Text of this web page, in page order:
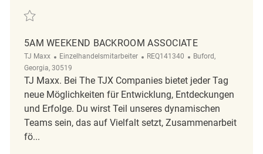
Retten Backroom Associate 5AM REQ139440
5AM WEEKEND BACKROOM ASSOCIATE
TJ Maxx Kategorie
Einzelhandelsmitarbeiter ReqId
REQ141340 Ort
Buford,
Georgia, 30519
TJ Maxx. Bei The TJX Companies bietet jeder Tag
neue Möglichkeiten für Entwicklung, Entdeckungen
und Erfolge. Du wirst Teil unseres dynamischen
Teams sein, das auf Vielfalt setzt, Zusammenarbeit
fö...